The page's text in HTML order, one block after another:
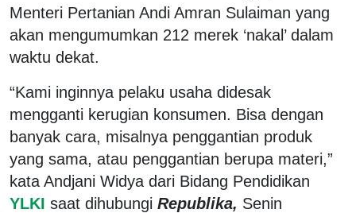
Menteri Pertanian Andi Amran Sulaiman yang
akan mengumumkan 212 merek ‘nakal’ dalam
waktu dekat.
“Kami inginnya pelaku usaha didesak
mengganti kerugian konsumen. Bisa dengan
banyak cara, misalnya penggantian produk
yang sama, atau penggantian berupa materi,”
kata Andjani Widya dari Bidang Pendidikan
YLKI saat dihubungi Republika, Senin